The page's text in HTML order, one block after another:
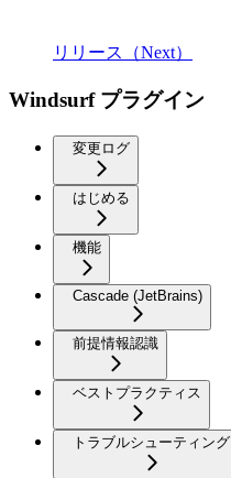
リリース（Next）
Windsurf プラグイン
変更ログ
はじめる
機能
Cascade (JetBrains)
前提情報認識
ベストプラクティス
トラブルシューティング